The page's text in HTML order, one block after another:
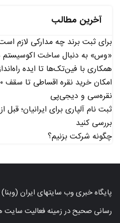
آخرین مطالب
برای ثبت برند چه مدارکی لازم
«وس» به دنبال ساخت اکوسیستم
همکاری با فین‌تک‌ها تا ایده
نقره‌سی و دیجی‌پی
ثبت نام آلپاری برای ایرانیان؛
بررسی کنید
چگونه شرکت بزنیم؟
پایگاه خبری وب سایتهای ایران
رسانی صحیح در زمینه فعالیت سایت